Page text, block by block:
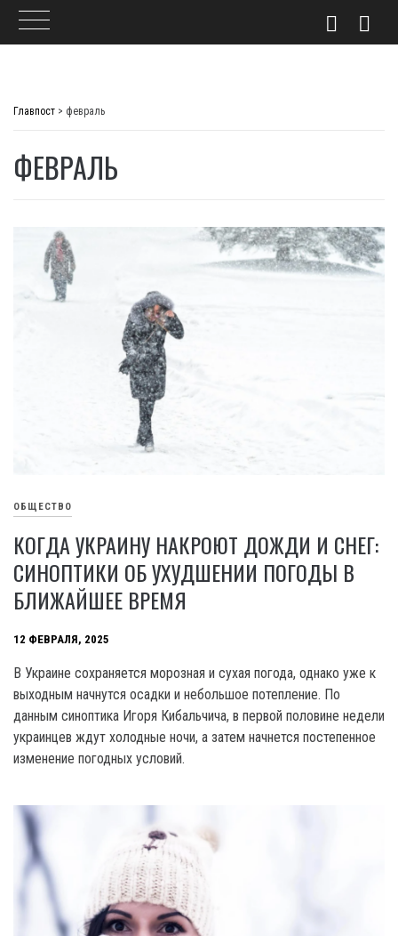
Главпост > февраль
ФЕВРАЛЬ
ОБЩЕСТВО
КОГДА УКРАИНУ НАКРОЮТ ДОЖДИ И СНЕГ:
СИНОПТИКИ ОБ УХУДШЕНИИ ПОГОДЫ В
БЛИЖАЙШЕЕ ВРЕМЯ
12 ФЕВРАЛЯ, 2025
В Украине сохраняется морозная и сухая погода, однако уже к
выходным начнутся осадки и небольшое потепление. По
данным синоптика Игоря Кибальчича, в первой половине недели
украинцев ждут холодные ночи, а затем начнется постепенное
изменение погодных условий.